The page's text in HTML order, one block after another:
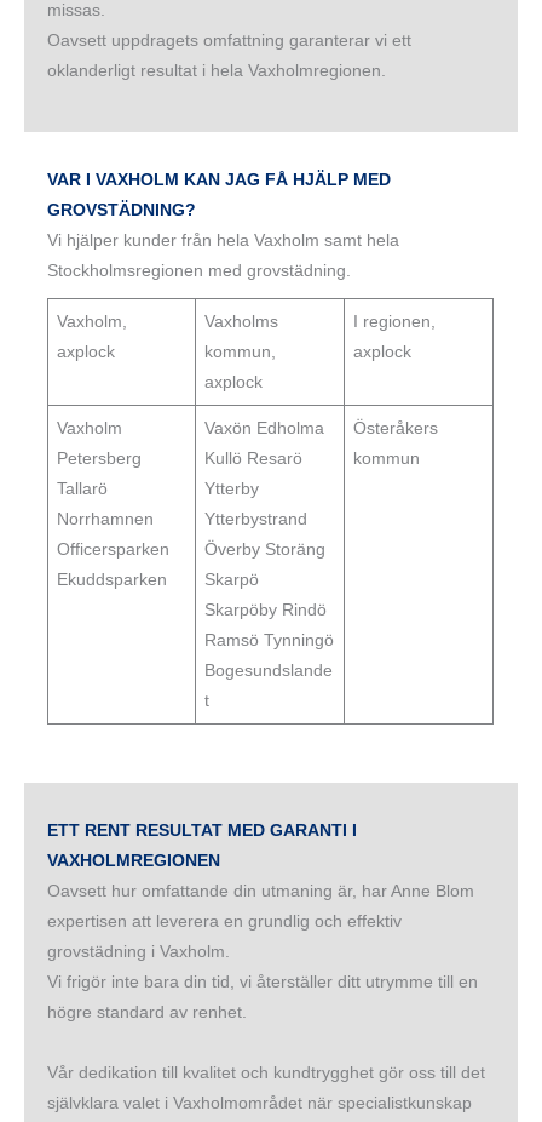
missas.
Oavsett uppdragets omfattning garanterar vi ett
oklanderligt resultat i hela Vaxholmregionen.
VAR I VAXHOLM KAN JAG FÅ HJÄLP MED
GROVSTÄDNING?
Vi hjälper kunder från hela Vaxholm samt hela
Stockholmsregionen med grovstädning.
Vaxholm,
axplock
Vaxholms
kommun,
axplock
I regionen,
axplock
Vaxholm
Petersberg
Tallarö
Norrhamnen
Officersparken
Ekuddsparken
Vaxön Edholma
Kullö Resarö
Ytterby
Ytterbystrand
Överby Storäng
Skarpö
Skarpöby Rindö
Ramsö Tynningö
Bogesundslande
t
Österåkers
kommun
ETT RENT RESULTAT MED GARANTI I
VAXHOLMREGIONEN
Oavsett hur omfattande din utmaning är, har Anne Blom
expertisen att leverera en grundlig och effektiv
grovstädning i Vaxholm.
Vi frigör inte bara din tid, vi återställer ditt utrymme till en
högre standard av renhet.
Vår dedikation till kvalitet och kundtrygghet gör oss till det
självklara valet i Vaxholmområdet när specialistkunskap